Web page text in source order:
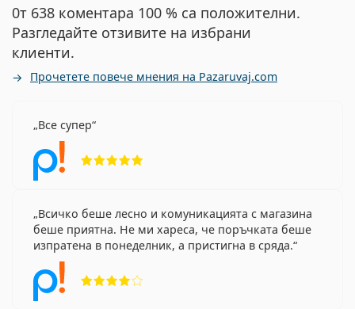
0т 638 коментара 100 % са положителни.
Разгледайте отзивите на избрани
клиенти.
Прочетете повече мнения на Pazaruvaj.com
Все супер
Всичко беше лесно и комуникацията с магазина
беше приятна. Не ми хареса, че поръчката беше
изпратена в понеделник, а пристигна в сряда.